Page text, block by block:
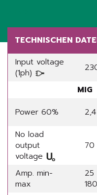
TECHNISCHEN
Input voltage
(1ph)
MIG
Power 60%
No load
output
voltage
70
Amp. min-
max
25